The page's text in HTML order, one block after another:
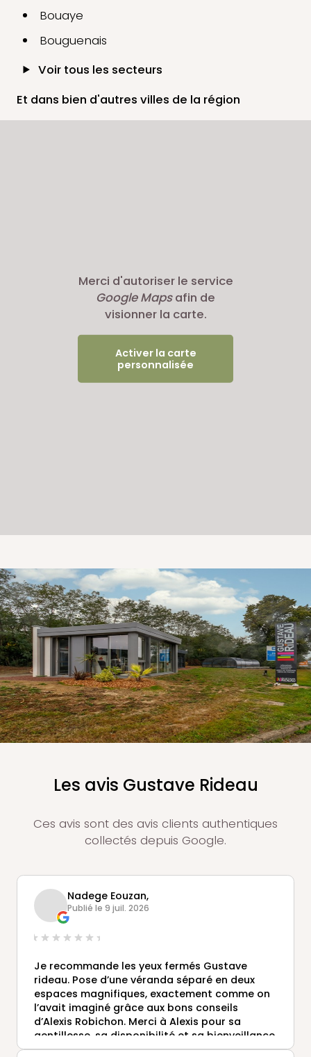
Bouaye
Bouguenais
Voir tous les secteurs
Et dans bien d'autres villes de la région
Merci d'autoriser le service
Google Mapsafin de
visionner la carte.
Activer la carte
personnalisée
Les avis Gustave Rideau
Ces avis sont des avis clients authentiques
collectés depuis Google.
Nadege Eouzan,
Publié le 9 juil. 2026
Je recommande les yeux fermés Gustave
rideau. Pose d’une véranda séparé en deux
espaces magnifiques, exactement comme on
l’avait imaginé grâce aux bons conseils
d’Alexis Robichon. Merci à Alexis pour sa
gentillesse, sa disponibilité et sa bienveillance
ainsi qu’à toutes les équipes (mâcons,